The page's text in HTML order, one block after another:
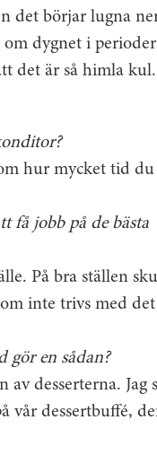
det börjar lugna
dygnet i
det är så himla
hur mycket tid
få jobb på de bästa
På bra ställen
inte trivs med
gör en sådan?
desserterna. Jag
vår dessertbuffé,